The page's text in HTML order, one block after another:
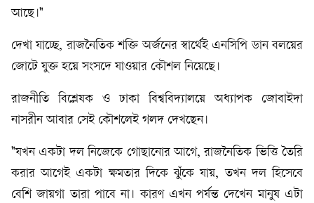
আছে।"
দেখা যাচ্ছে, রাজনৈতিক শক্তি অর্জনের স্বার্থেই এনসিপি ডান বলয়ের
জোটে যুক্ত হয়ে সংসদে যাওয়ার কৌশল নিয়েছে।
রাজনীতি বিশ্লেষক ও ঢাকা বিশ্ববিদ্যালয়ে অধ্যাপক জোবাইদা
নাসরীন আবার সেই কৌশলেই গলদ দেখছেন।
"যখন একটা দল নিজেকে গোছানোর আগে, রাজনৈতিক ভিত্তি তৈরি
করার আগেই একটা ক্ষমতার দিকে ঝুঁকে যায়, তখন দল হিসেবে
বেশি জায়গা তারা পাবে না। কারণ এখন পর্যন্ত দেখেন মানুষ এটা